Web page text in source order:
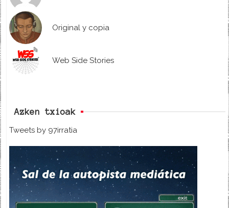
Original y copia
Web Side Stories
Azken txioak
Tweets by 97irratia